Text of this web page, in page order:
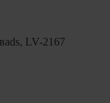
LV-2167